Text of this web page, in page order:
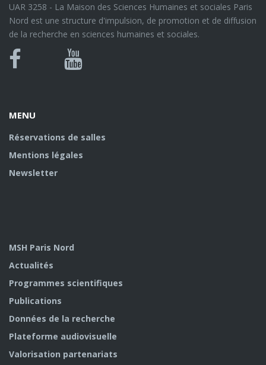
UAR 3258 - La Maison des Sciences Humaines et sociales Paris
Nord est une structure d'impulsion, de promotion et de diffusion
de la recherche en sciences humaines et sociales.
Bluesky
Canal
MENU
Réservations de salles
Mentions légales
Newsletter
MSH Paris Nord
Actualités
Programmes scientifiques
Publications
Données de la recherche
Plateforme audiovisuelle
Valorisation partenariats